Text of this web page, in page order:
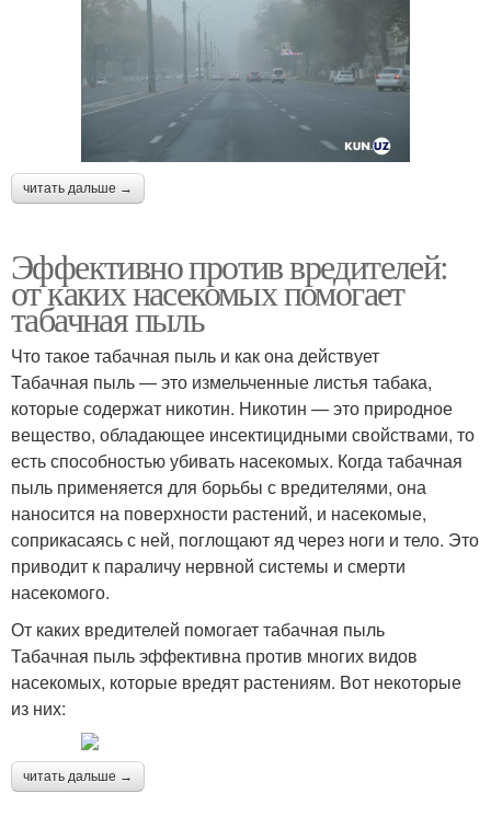
читать дальше →
Эффективно против вредителей:
от каких насекомых помогает
табачная пыль
Что такое табачная пыль и как она действует
Табачная пыль — это измельченные листья табака,
которые содержат никотин. Никотин — это природное
вещество, обладающее инсектицидными свойствами, то
есть способностью убивать насекомых. Когда табачная
пыль применяется для борьбы с вредителями, она
наносится на поверхности растений, и насекомые,
соприкасаясь с ней, поглощают яд через ноги и тело. Это
приводит к параличу нервной системы и смерти
насекомого.
От каких вредителей помогает табачная пыль
Табачная пыль эффективна против многих видов
насекомых, которые вредят растениям. Вот некоторые
из них:
читать дальше →